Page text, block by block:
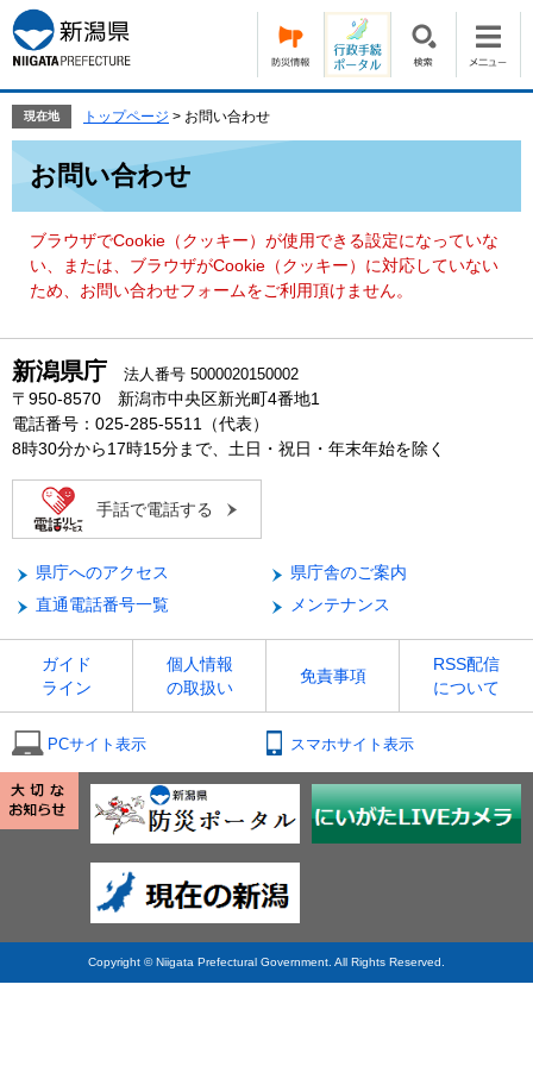
ー
ジ
の
頭
す。
ニ
ュ
ー
飛
て
現在地 トップページ > お問い合わせ
お問い合わせ
ブラウザでCookie（クッキー）が使用できる設定になっていな
い、または、ブラウザがCookie（クッキー）に対応していない
ため、お問い合わせフォームをご利用頂けません。
新潟県庁 法人番号 5000020150002
〒950-8570 新潟市中央区新光町4番地1
電話番号：025-285-5511（代表）
8時30分から17時15分まで、土日・祝日・年末年始を除く
手話で電話する
県庁へのアクセス
県庁舎のご案内
直通電話番号一覧
メンテナンス
ガイド
ライン
個人情報
の取扱い
免責事項
RSS配信
について
PCサイト表示 スマホサイト表示
Copyright © Niigata Prefectural Government. All Rights Reserved.